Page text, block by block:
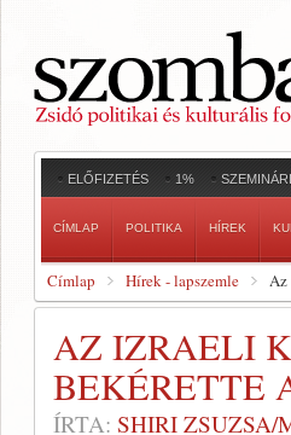
ELŐFIZETÉS 1%
CÍMLAP POLITIKA HÍREK
Címlap Hírek - lapszemle Az
AZ IZRAELI
BEKÉRETTE
ÍRTA: SHIRI ZSUZSA/